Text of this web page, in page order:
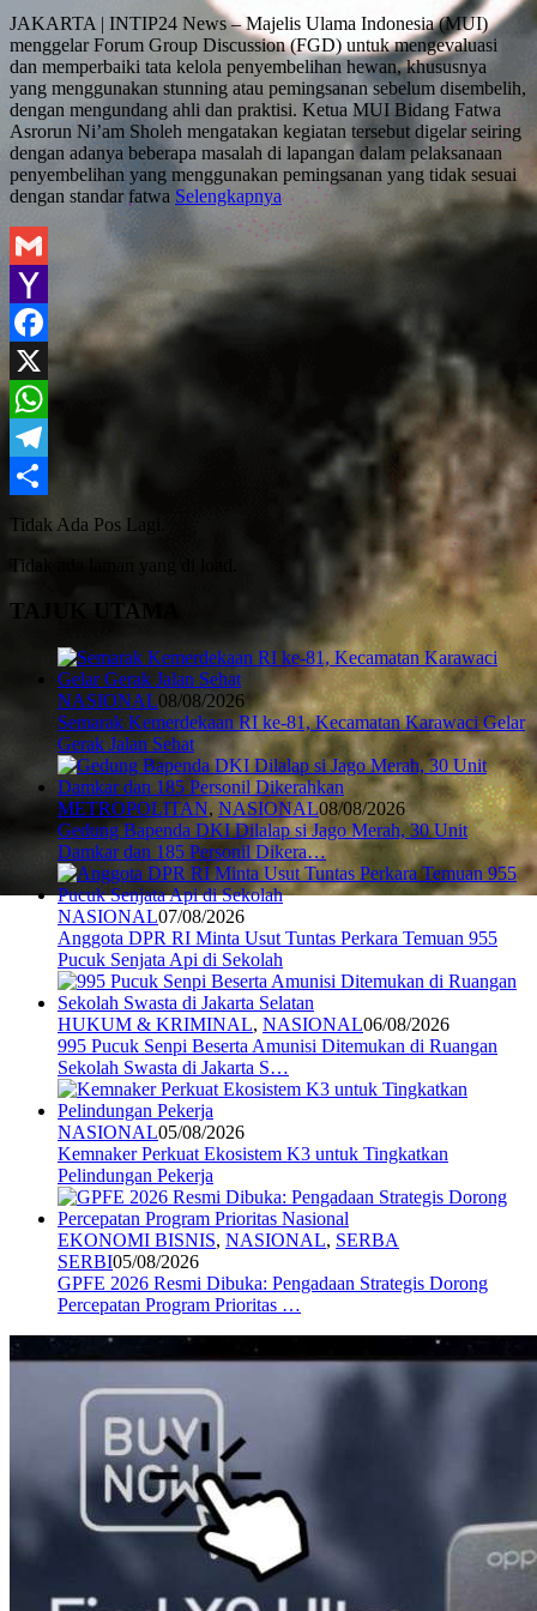
Share
JAKARTA | INTIP24 News – Majelis Ulama Indonesia (MUI)
menggelar Forum Group Discussion (FGD) untuk mengevaluasi
dan memperbaiki tata kelola penyembelihan hewan, khususnya
yang menggunakan stunning atau pemingsanan sebelum disembelih,
dengan mengundang ahli dan praktisi. Ketua MUI Bidang Fatwa
Asrorun Ni’am Sholeh mengatakan kegiatan tersebut digelar seiring
dengan adanya beberapa masalah di lapangan dalam pelaksanaan
penyembelihan yang menggunakan pemingsanan yang tidak sesuai
dengan standar fatwa Selengkapnya
Gmail
Yahoo
Mail
Facebook
X
WhatsApp
Telegram
Share
Tidak Ada Pos Lagi.
Tidak ada laman yang di load.
TAJUK UTAMA
NASIONAL08/08/2026
Semarak Kemerdekaan RI ke-81, Kecamatan Karawaci Gelar
Gerak Jalan Sehat
METROPOLITAN, NASIONAL08/08/2026
Gedung Bapenda DKI Dilalap si Jago Merah, 30 Unit
Damkar dan 185 Personil Dikera…
NASIONAL07/08/2026
Anggota DPR RI Minta Usut Tuntas Perkara Temuan 955
Pucuk Senjata Api di Sekolah
HUKUM & KRIMINAL, NASIONAL06/08/2026
995 Pucuk Senpi Beserta Amunisi Ditemukan di Ruangan
Sekolah Swasta di Jakarta S…
NASIONAL05/08/2026
Kemnaker Perkuat Ekosistem K3 untuk Tingkatkan
Pelindungan Pekerja
EKONOMI BISNIS, NASIONAL, SERBA
SERBI05/08/2026
GPFE 2026 Resmi Dibuka: Pengadaan Strategis Dorong
Percepatan Program Prioritas …